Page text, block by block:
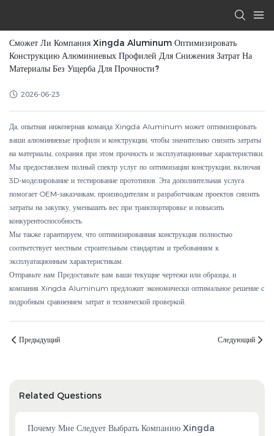
Сможет Ли Компания Xingda Aluminum Оптимизировать
Конструкцию Алюминиевых Профилей Для Снижения Затрат На
Материалы Без Ущерба Для Прочности?
2026-06-23
Да, опытная инженерная команда Xingda Aluminum может оптимизировать
ваши алюминиевые профили и конструкции, чтобы значительно снизить затраты
на материалы, сохраняя при этом прочность и эксплуатационные характеристики.
Мы предоставляем полный спектр услуг по оптимизации конструкции, включая
3D-моделирование и тестирование прототипов. Эта дополнительная услуга
помогает OEM-заказчикам, производителям и разработчикам проектов снизить
затраты на закупку, уменьшить вес при транспортировке и повысить
конкурентоспособность.
Мы также гарантируем, что оптимизированная конструкция полностью
соответствует местным строительным стандартам и требованиям к
эксплуатационным характеристикам.
Отправьте нам Предоставьте вам ваши текущие чертежи или образцы, и
компания Xingda Aluminum предложит экономически оптимальное решение с
подробным сравнением затрат и технической проверкой.
Предыдущий Следующий
Related Questions
Почему Мне Следует Выбрать Компанию Xingda